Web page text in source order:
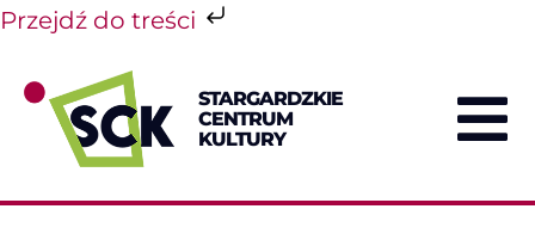
Przejdź do treści
do
zawartości
STARGARDZKIE
CENTRUM
KULTURY